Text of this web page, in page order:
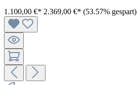
1.100,00 €* 2.369,00 €* (53.57% gespart)